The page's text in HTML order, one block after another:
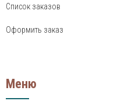
Список заказов
Оформить заказ
Меню